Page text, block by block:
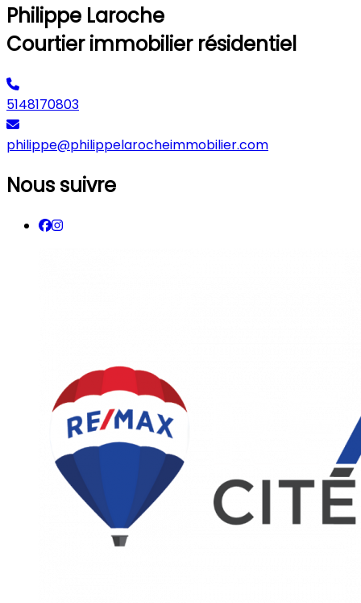
Philippe Laroche
Courtier immobilier résidentiel
5148170803
philippe@philippelarocheimmobilier.com
Nous suivre